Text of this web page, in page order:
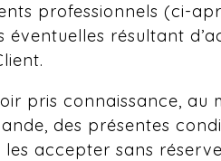
professionnels (ci-
résultant
pris connaissance, au
des présentes
accepter sans